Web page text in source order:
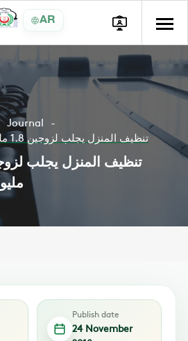
AR
Journal
تنظيف المنزل يجلب لزوجين 1.8 مليون دولار
Publish date
24 November